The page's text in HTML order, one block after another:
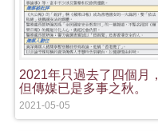
2021年只過去了四個月，
但傳媒已是多事之秋。
2021-05-05